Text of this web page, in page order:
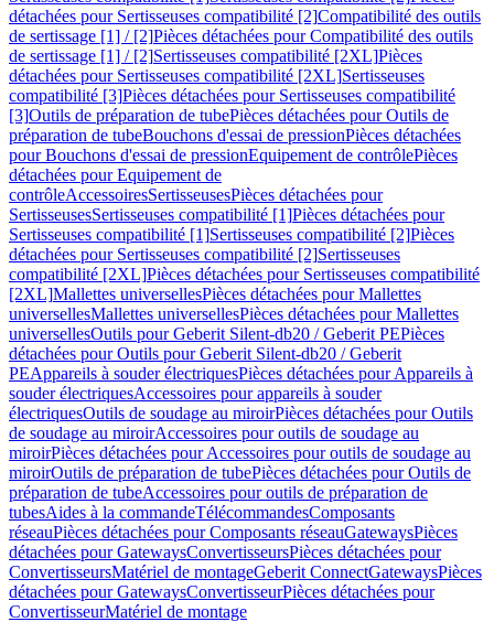
détachées pour Sertisseuses compatibilité [2]Compatibilité des outils
de sertissage [1] / [2]Pièces détachées pour Compatibilité des outils
de sertissage [1] / [2]Sertisseuses compatibilité [2XL]Pièces
détachées pour Sertisseuses compatibilité [2XL]Sertisseuses
compatibilité [3]Pièces détachées pour Sertisseuses compatibilité
[3]Outils de préparation de tubePièces détachées pour Outils de
préparation de tubeBouchons d'essai de pressionPièces détachées
pour Bouchons d'essai de pressionEquipement de contrôlePièces
détachées pour Equipement de
contrôleAccessoiresSertisseusesPièces détachées pour
SertisseusesSertisseuses compatibilité [1]Pièces détachées pour
Sertisseuses compatibilité [1]Sertisseuses compatibilité [2]Pièces
détachées pour Sertisseuses compatibilité [2]Sertisseuses
compatibilité [2XL]Pièces détachées pour Sertisseuses compatibilité
[2XL]Mallettes universellesPièces détachées pour Mallettes
universellesMallettes universellesPièces détachées pour Mallettes
universellesOutils pour Geberit Silent-db20 / Geberit PEPièces
détachées pour Outils pour Geberit Silent-db20 / Geberit
PEAppareils à souder électriquesPièces détachées pour Appareils à
souder électriquesAccessoires pour appareils à souder
électriquesOutils de soudage au miroirPièces détachées pour Outils
de soudage au miroirAccessoires pour outils de soudage au
miroirPièces détachées pour Accessoires pour outils de soudage au
miroirOutils de préparation de tubePièces détachées pour Outils de
préparation de tubeAccessoires pour outils de préparation de
tubesAides à la commandeTélécommandesComposants
réseauPièces détachées pour Composants réseauGatewaysPièces
détachées pour GatewaysConvertisseursPièces détachées pour
ConvertisseursMatériel de montageGeberit ConnectGatewaysPièces
détachées pour GatewaysConvertisseurPièces détachées pour
ConvertisseurMatériel de montage